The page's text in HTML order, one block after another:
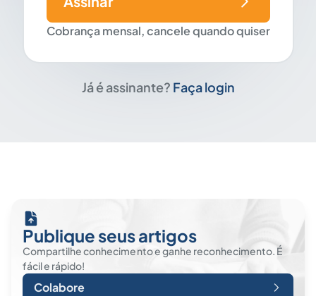
Cobrança mensal, cancele quando quiser
Já é assinante? Faça login
Publique seus artigos
Compartilhe conhecimento e ganhe reconhecimento. É
fácil e rápido!
Colabore